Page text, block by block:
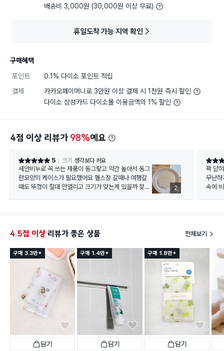
배송비 3,000원 (30,000원 이상 무료)
휴일도착 가능 지역 확인
구매혜택
포인트
0.1% 다이소 포인트 적립
결제
카카오페이머니로 3만원 이상 결제 시 1천원 즉시 할인
다이소 삼성카드 다이소몰 이용금액의 1% 할인
4점 이상 리뷰가 98%예요
별점 5점 5 크기 생각보다 커요
세안비누로 꼭 쓰는 제품이 동그랗고 약간 높아서 동그
란모양의 케이스가 필요했어요 헬스장 갈때나 여행갈
때도 뚜껑이 절대 안열리고 크기가 맞는게 있을까 찾던
이예요
2
별점 4
꽉 닫
무난하
속에
4.5점 이상 리뷰가 좋은 상품 전체보기
구매 3.3만+
담기
구매 1.4만+
담기
구매 1.8만+
담기